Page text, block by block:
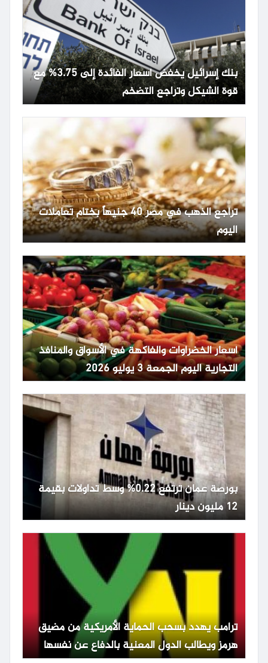
بنك إسرائيل يخفض أسعار الفائدة إلى 3.75% مع
قوة الشيكل وتراجع التضخم
تراجع الذهب في مصر 40 جنيهاً بختام تعاملات
اليوم
أسعار الخضراوات والفاكهة في الأسواق والمنافذ
التجارية اليوم الجمعة 3 يوليو 2026
بورصة عمان ترتفع 0.22% وسط تداولات بقيمة
12 مليون دينار
ترامب يهدد بسحب الحماية الأمريكية من مضيق
هرمز ويطالب الدول المعنية بالدفاع عن نفسها